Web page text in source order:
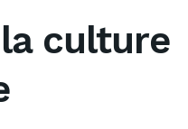
culture